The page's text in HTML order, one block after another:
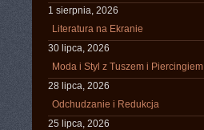
1 sierpnia, 2026
Literatura na Ekranie
30 lipca, 2026
Moda i Styl z Tuszem i Piercingiem
28 lipca, 2026
Odchudzanie i Redukcja
25 lipca, 2026